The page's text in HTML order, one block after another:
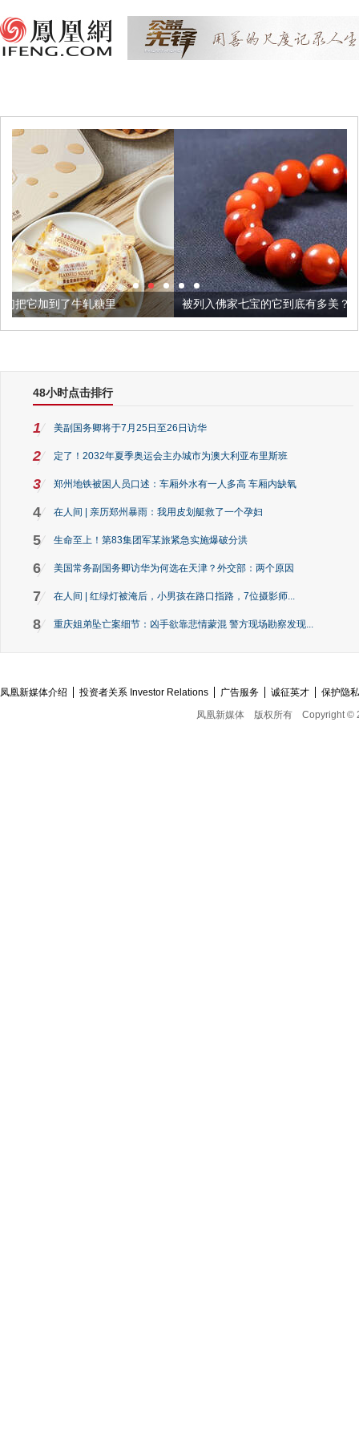
被列入佛家七宝的它到底有多美？
48小时点击排行
1 美副国务卿将于7月25日至26日访华
2 定了！2032年夏季奥运会主办城市为澳大利亚布里斯班
3 郑州地铁被困人员口述：车厢外水有一人多高 车厢内缺氧
4 在人间 | 亲历郑州暴雨：我用皮划艇救了一个孕妇
5 生命至上！第83集团军某旅紧急实施爆破分洪
6 美国常务副国务卿访华为何选在天津？外交部：两个原因
7 在人间 | 红绿灯被淹后，小男孩在路口指路，7位摄影师...
8 重庆姐弟坠亡案细节：凶手欲靠悲情蒙混 警方现场勘察发现...
凤凰新媒体介绍 投资者关系 Investor Relations 广告服务 诚征英才
保护隐
凤凰新媒体
版权所有 Copyright ©